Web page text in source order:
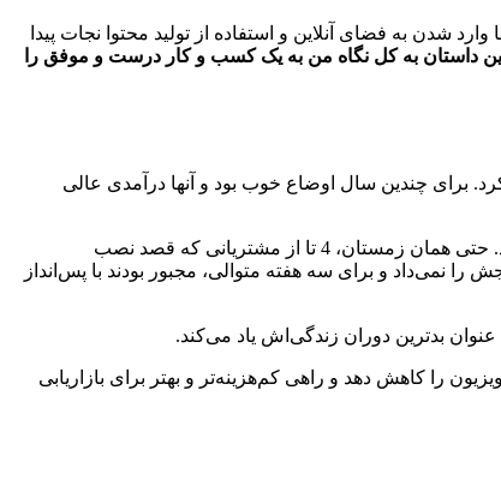
به فضای آنلاین و استفاده از تولید محتوا نجات پیدا
این داستان به کل نگاه من به یک کسب و کار درست و موفق را
کرد. برای چندین سال اوضاع خوب بود و آنها درآمدی عالی
وخامت اوضاع به حدی بود که تا ابتدای سال 2009، آنها در شرف ورشکستگی بودند. میانگین سفارش‌های ماهیانۀ آنها از 6 به 2 سفارش رسیده بود. حتی همان زمستان، 4 تا از مشتریانی که قصد نصب
و خرجش را نمی‌داد و برای سه هفته متوالی، مجبور بودند با پس‌انداز
بدترین دوران زندگی‌اش یاد می‌کند.
را کاهش دهد و راهی کم‌هزینه‌تر و بهتر برای بازاریابی